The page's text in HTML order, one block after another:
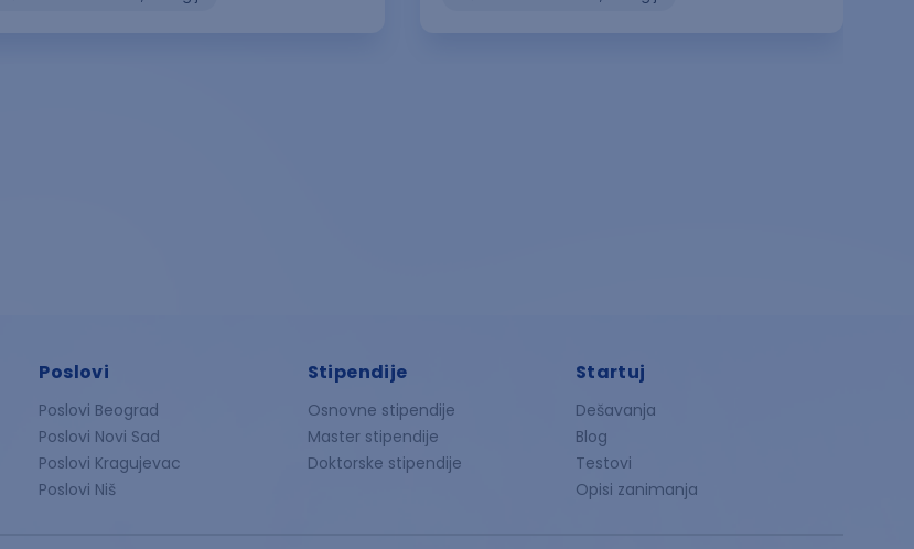
Poslovi
Poslovi Beograd
Poslovi Novi Sad
Poslovi Kragujevac
Poslovi Niš
Stipendije
Osnovne stipendije
Master stipendije
Doktorske stipendije
Startuj
Dešavanja
Blog
Testovi
Opisi zanimanja